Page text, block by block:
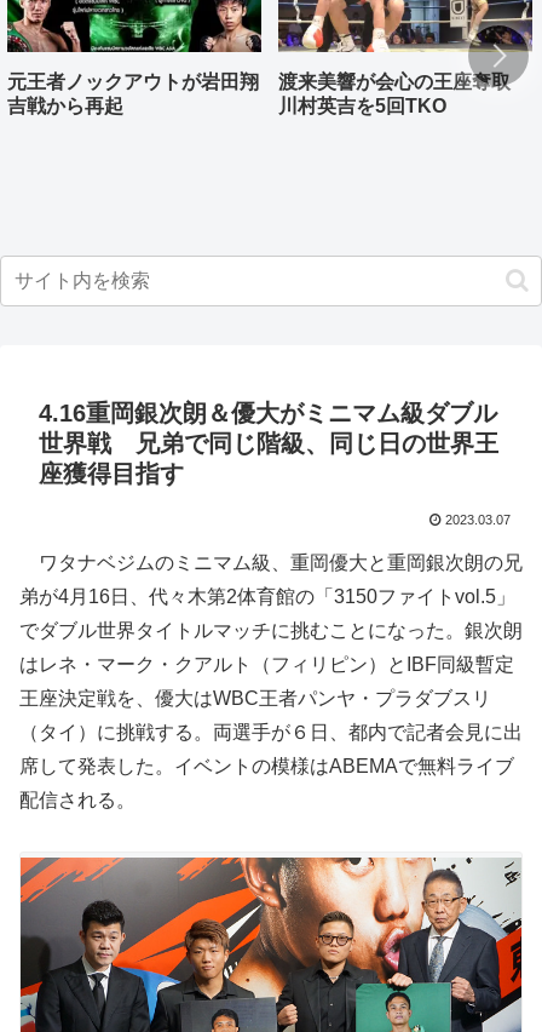
元王者ノックアウトが岩田翔
吉戦から再起
渡来美響が会心の王座奪取
川村英吉を5回TKO
4.16重岡銀次朗＆優大がミニマム級ダブル
世界戦 兄弟で同じ階級、同じ日の世界王
座獲得目指す
2023.03.07
ワタナベジムのミニマム級、重岡優大と重岡銀次朗の兄
弟が4月16日、代々木第2体育館の「3150ファイトvol.5」
でダブル世界タイトルマッチに挑むことになった。銀次朗
はレネ・マーク・クアルト（フィリピン）とIBF同級暫定
王座決定戦を、優大はWBC王者パンヤ・プラダブスリ
（タイ）に挑戦する。両選手が６日、都内で記者会見に出
席して発表した。イベントの模様はABEMAで無料ライブ
配信される。